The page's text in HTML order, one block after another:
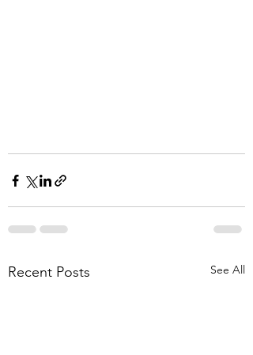
Recent Posts See All